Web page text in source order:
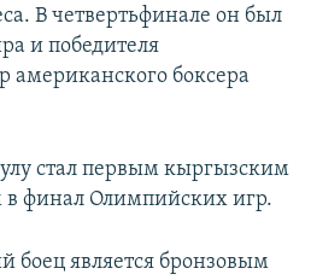
В четвертьфинале он был
и победителя
боксера
стал первым кыргызским
финал Олимпийских игр.
боец является бронзовым